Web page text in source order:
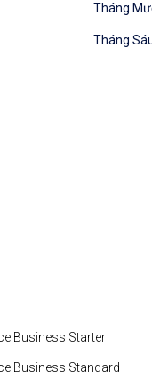
Tháng
Tháng
Business Starter
Business Standard